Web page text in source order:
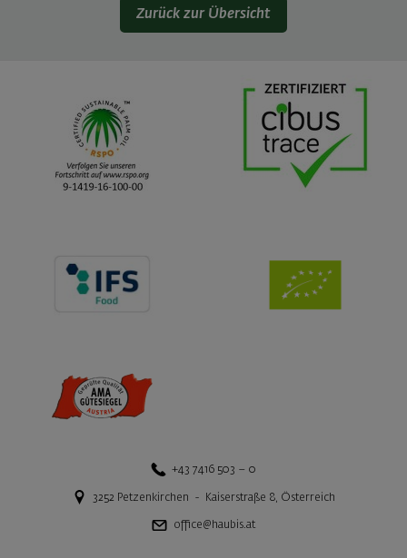
Zurück zur Übersicht
+43 7416 503 – 0
3252 Petzenkirchen - Kaiserstraße 8, Österreich
office@haubis.at